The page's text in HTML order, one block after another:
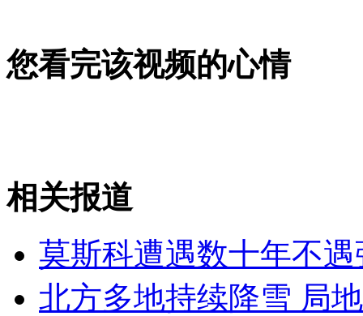
体检报告显示没有胆囊吓坏七旬老太
山西运城恶犬咬伤多人 警民合力深夜将其击毙
女孩北京地铁殴打老人 痛下狠手拳打脚踢
您看完该视频的心情
相关报道
莫斯科遭遇数十年不
北方多地持续降雪 局